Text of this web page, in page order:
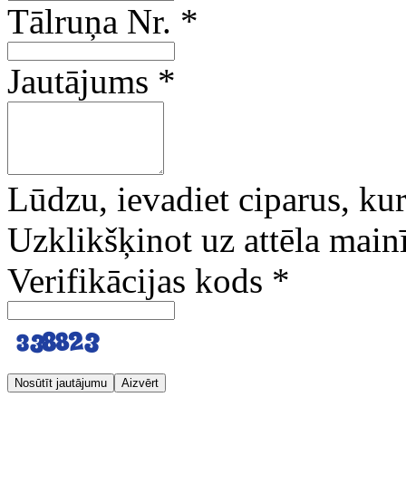
Tālruņa Nr. *
Jautājums *
Lūdzu, ievadiet ciparus,
Uzklikšķinot uz attēla
Verifikācijas kods *
Nosūtīt jautājumu Aizvērt